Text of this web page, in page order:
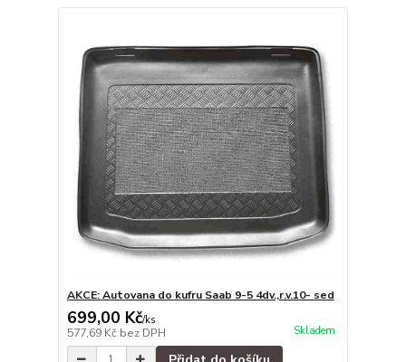
AKCE: Autovana do kufru Saab 9-5 4dv.,r.v.10- sed
699,00 Kč/ks
577,69 Kč bez DPH Skladem